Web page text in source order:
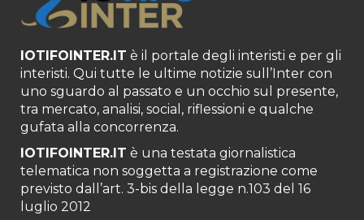
IOTIFOINTER.IT è il portale degli interisti e per gli
interisti. Qui tutte le ultime notizie sull’Inter con
uno sguardo al passato e un occhio sul presente,
tra mercato, analisi, social, riflessioni e qualche
gufata alla concorrenza.
IOTIFOINTER.IT è una testata giornalistica
telematica non soggetta a registrazione come
previsto dall’art. 3-bis della legge n.103 del 16
luglio 2012